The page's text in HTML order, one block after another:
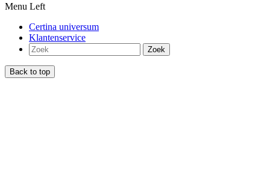
Menu Left
Certina universum
Klantenservice
Zoek
Back to top